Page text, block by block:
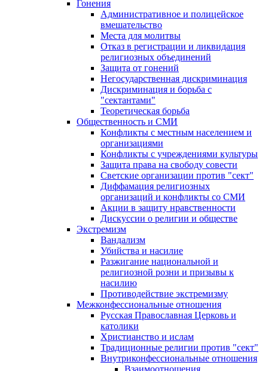
Гонения
Административное и полицейское
вмешательство
Места для молитвы
Отказ в регистрации и ликвидация
религиозных объединений
Защита от гонений
Негосударственная дискриминация
Дискриминация и борьба с
"сектантами"
Теоретическая борьба
Общественность и СМИ
Конфликты с местным населением и
организациями
Конфликты с учреждениями культуры
Защита права на свободу совести
Светские организации против "сект"
Диффамация религиозных
организаций и конфликты со СМИ
Акции в защиту нравственности
Дискуссии о религии и обществе
Экстремизм
Вандализм
Убийства и насилие
Разжигание национальной и
религиозной розни и призывы к
насилию
Противодействие экстремизму
Межконфессиональные отношения
Русская Православная Церковь и
католики
Христианство и ислам
Традиционные религии против "сект"
Внутриконфессиональные отношения